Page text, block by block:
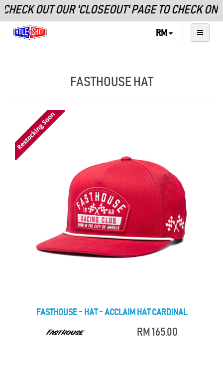
OUT OUR 'CLOSEOUT' PAGE TO CHECK ON
RM
FASTHOUSE HAT
FASTHOUSE - HAT - ACCLAIM HAT CARDINAL
RM 165.00